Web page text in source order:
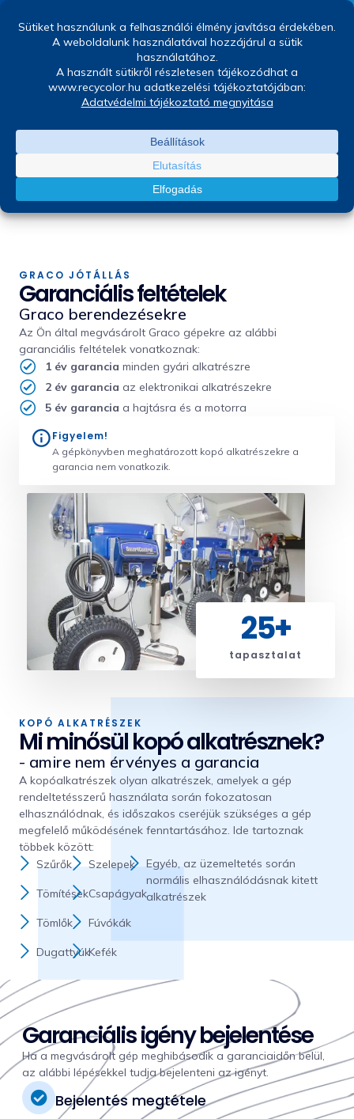
GRACO GARANCIA
Garanciális ügyintézés
Az Ön által megvásárolt Graco gépekre
vonatkozó garanciális feltételekről itt
tájékozódhat.
GRACO JÓTÁLLÁS
Garanciális feltételek
Graco berendezésekre
Az Ön által megvásárolt Graco gépekre az alábbi
garanciális feltételek vonatkoznak:
1 év garancia minden gyári alkatrészre
2 év garancia az elektronikai alkatrészekre
5 év garancia a hajtásra és a motorra
Figyelem!
A gépkönyvben meghatározott kopó alkatrészekre a
garancia nem vonatkozik.
tapasztalat
25+
KOPÓ ALKATRÉSZEK
Mi minősül kopó alkatrésznek?
- amire nem érvényes a garancia
A kopóalkatrészek olyan alkatrészek, amelyek a gép
rendeltetésszerű használata során fokozatosan
elhasználódnak, és időszakos cseréjük szükséges a gép
megfelelő működésének fenntartásához. Ide tartoznak
többek között:
Szűrők
Tömítések
Tömlők
Dugattyúk
Szelepek
Csapágyak
Fúvókák
Kefék
Egyéb, az üzemeltetés során
normális elhasználódásnak kitett
alkatrészek
Garanciális igény bejelentése
Ha a megvásárolt gép meghibásodik a garanciaidőn belül,
az alábbi lépésekkel tudja bejelenteni az igényt.
Bejelentés megtétele